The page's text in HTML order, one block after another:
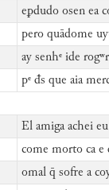
eꝑdudo osen ea
pero quādome
ay senhᵉ ide
pᵉ đs que aia
El amiga achei
come morto ca e
omal q̄ sofre a